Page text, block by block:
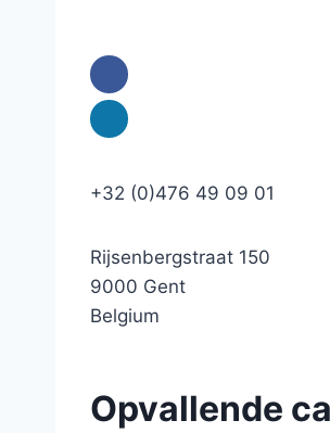
+32 (0)476 49 09 01
Rijsenbergstraat 150
9000 Gent
Belgium
Opvallende